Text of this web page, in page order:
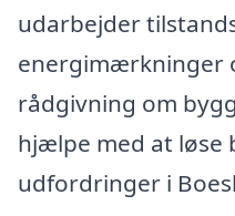
udarbejder
energimærkninger
rådgivning om
hjælpe med at løse
udfordringer i